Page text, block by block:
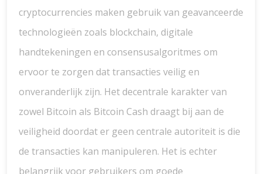
cryptocurrencies maken gebruik van geavanceerde
technologieën zoals blockchain, digitale
handtekeningen en consensusalgoritmes om
ervoor te zorgen dat transacties veilig en
onveranderlijk zijn. Het decentrale karakter van
zowel Bitcoin als Bitcoin Cash draagt bij aan de
veiligheid doordat er geen centrale autoriteit is die
de transacties kan manipuleren. Het is echter
belangrijk voor gebruikers om goede